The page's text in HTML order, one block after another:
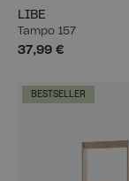
LIBE
Tampo 157
37,99 €
BESTSELLER